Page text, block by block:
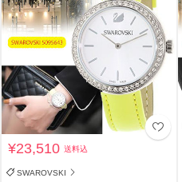
¥23,510送料込
SWAROVSKI